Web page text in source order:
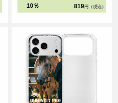
10％ 819 円（税込）